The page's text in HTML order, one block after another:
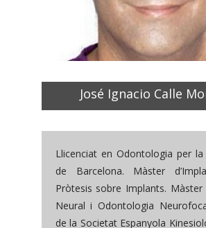
José Ignacio Calle
Llicenciat en Odontologia per
de Barcelona. Màster
Pròtesis sobre Implants. Màster
Neural i Odontologia
de la Societat Espanyola